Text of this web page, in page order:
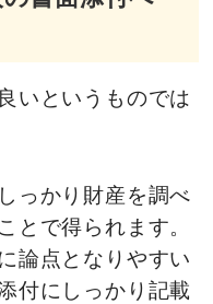
いというものでは
っかり財産を調べ
とで得られます。
論点となりやすい
付にしっかり記載